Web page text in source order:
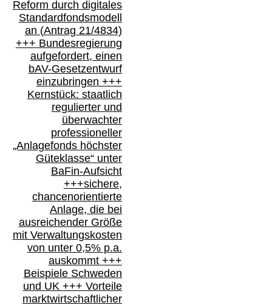
Reform durch digitales
Standardfondsmodell
an (Antrag 21/4834)
+++ Bundesregierung
aufgefordert, einen
bAV-Gesetzentwurf
einzubringen +++
Kernstück: staatlich
regulierter und
überwachter
professioneller
„Anlagefonds höchster
Güteklasse“ unter
BaFin-Aufsicht
+++sichere,
chancenorientierte
Anlage, die bei
ausreichender Größe
mit Verwaltungskosten
von unter 0,5% p.a.
auskommt +++
Beispiele Schweden
und UK +++ Vorteile
marktwirtschaftlicher